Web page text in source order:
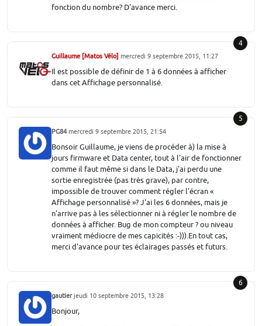
fonction du nombre? D'avance merci.
4
Guillaume [Matos Vélo] mercredi 9 septembre 2015, 11:27
Il est possible de définir de 1 à 6 données à afficher
dans cet Affichage personnalisé.
5
PG84mercredi 9 septembre 2015, 21:54
Bonsoir Guillaume, je viens de procéder à) la mise à
jours firmware et Data center, tout à l'air de fonctionner
comme il faut même si dans le Data, j'ai perdu une
sortie enregistrée (pas très grave), par contre,
impossible de trouver comment régler l'écran «
Affichage personnalisé »? J'ai les 6 données, mais je
n'arrive pas à les sélectionner ni à régler le nombre de
données à afficher. Bug de mon compteur ? ou niveau
vraiment médiocre de mes capicités :-))).En tout cas,
merci d'avance pour tes éclairages passés et futurs.
6
gautierjeudi 10 septembre 2015, 13:28
Bonjour,